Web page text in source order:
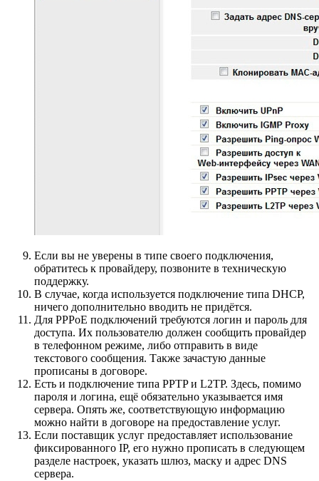
Если вы не уверены в типе своего подключения,
обратитесь к провайдеру, позвоните в техническую
поддержку.
В случае, когда используется подключение типа DHCP,
ничего дополнительно вводить не придётся.
Для PPPoE подключений требуются логин и пароль для
доступа. Их пользователю должен сообщить провайдер
в телефонном режиме, либо отправить в виде
текстового сообщения. Также зачастую данные
прописаны в договоре.
Есть и подключение типа PPTP и L2TP. Здесь, помимо
пароля и логина, ещё обязательно указывается имя
сервера. Опять же, соответствующую информацию
можно найти в договоре на предоставление услуг.
Если поставщик услуг предоставляет использование
фиксированного IP, его нужно прописать в следующем
разделе настроек, указать шлюз, маску и адрес DNS
сервера.